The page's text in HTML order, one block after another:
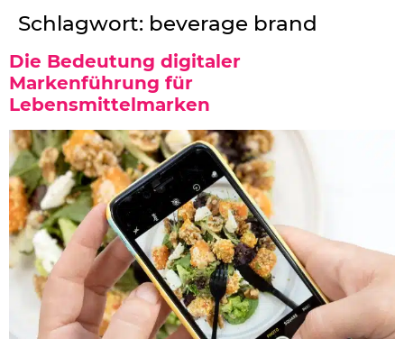
Schlagwort: beverage brand
Die Bedeutung digitaler
Markenführung für
Lebensmittelmarken